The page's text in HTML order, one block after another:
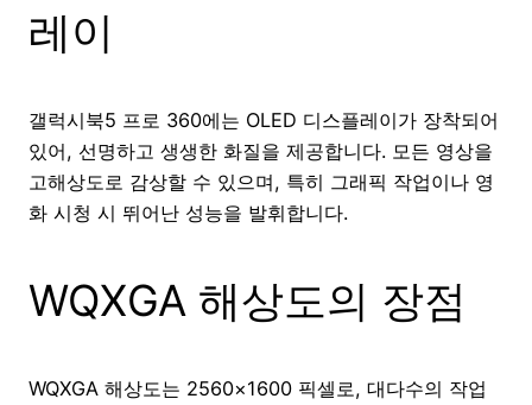
레이
갤럭시북5 프로 360에는 OLED 디스플레이가 장착되어
있어, 선명하고 생생한 화질을 제공합니다. 모든 영상을
고해상도로 감상할 수 있으며, 특히 그래픽 작업이나 영
화 시청 시 뛰어난 성능을 발휘합니다.
WQXGA 해상도의 장점
WQXGA 해상도는 2560×1600 픽셀로, 대다수의 작업